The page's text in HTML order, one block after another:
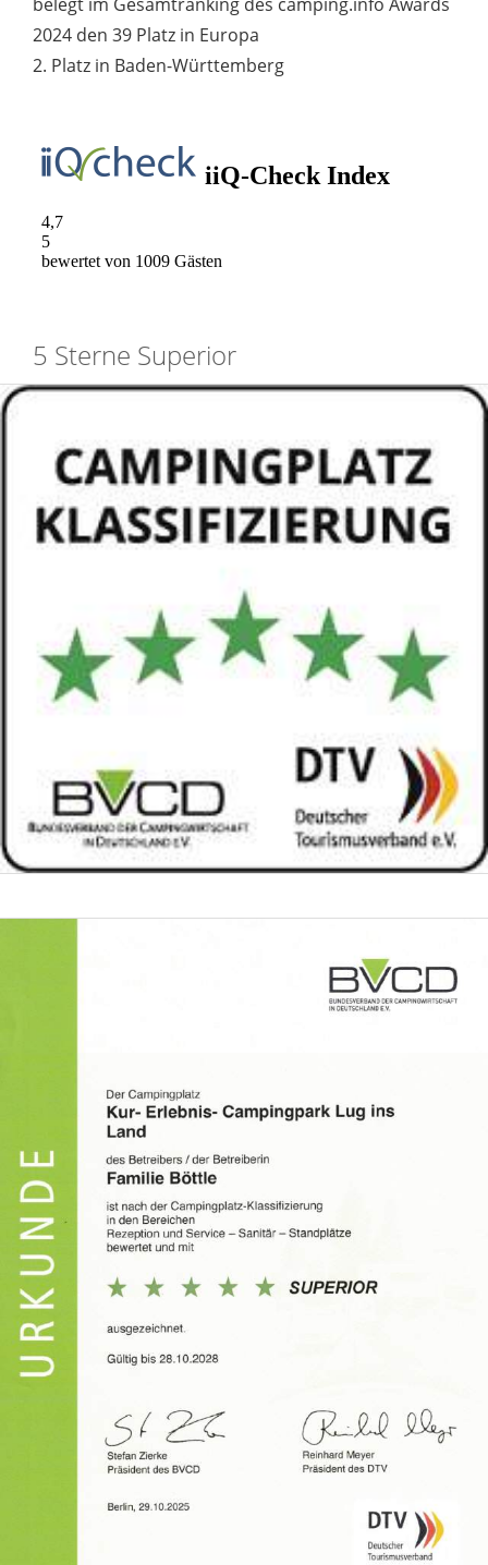
2024 den 39 Platz in Europa
2. Platz in Baden-Württemberg
5 Sterne Superior